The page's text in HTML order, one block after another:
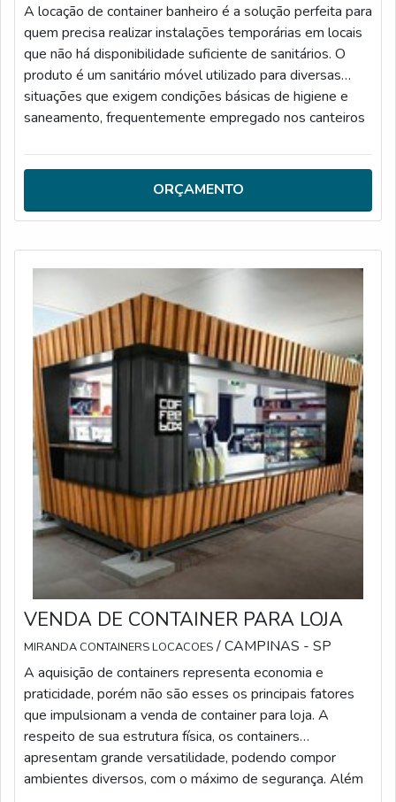
atividades e equipamentos de última geração. Esses
fatores, somados a um time com colaboradores
proativos e profissionais com vasta experiência na área,
garantem o sucesso de cada cliente de ponta a
ponta.Aproveite a visita para acessar o nosso site e
saber mais sobre a empresa, nossos serviços e
nossos consultores e solicite um orçamento!
A locação de container banheiro é a solução perfeita para
quem precisa realizar instalações temporárias em locais
que não há disponibilidade suficiente de sanitários. O
produto é um sanitário móvel utilizado para diversas
situações que exigem condições básicas de higiene e
saneamento, frequentemente empregado nos canteiros
estádios.DETALHES IMPORTANTES SOBRE O
PRODUTONos eventos com grande público, o container
tipo banheiro é uma das melhores
ORÇAMENTO
VENDA DE CONTAINER PARA LOJA
MIRANDA CONTAINERS LOCACOES/ CAMPINAS - SP
A aquisição de containers representa economia e
praticidade, porém não são esses os principais fatores
que impulsionam a venda de container para loja. A
respeito de sua estrutura física, os containers
apresentam grande versatilidade, podendo compor
ambientes diversos, com o máximo de segurança. Além